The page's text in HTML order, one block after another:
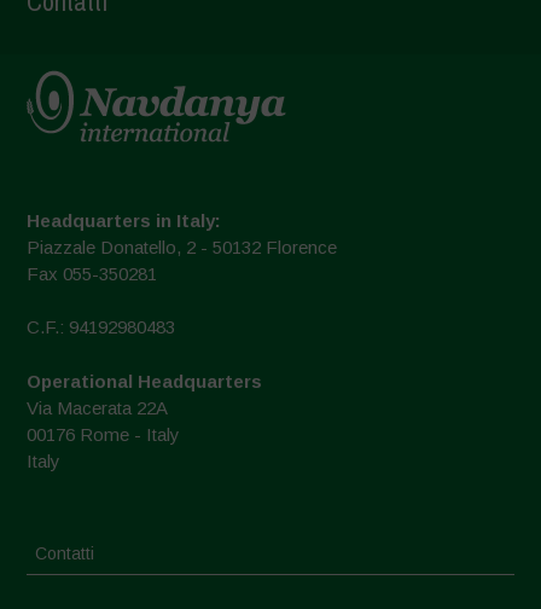
Headquarters in Italy:
Piazzale Donatello, 2 - 50132 Florence
Fax 055-350281
C.F.: 94192980483
Operational Headquarters
Via Macerata 22A
00176 Rome - Italy
Italy
Contatti